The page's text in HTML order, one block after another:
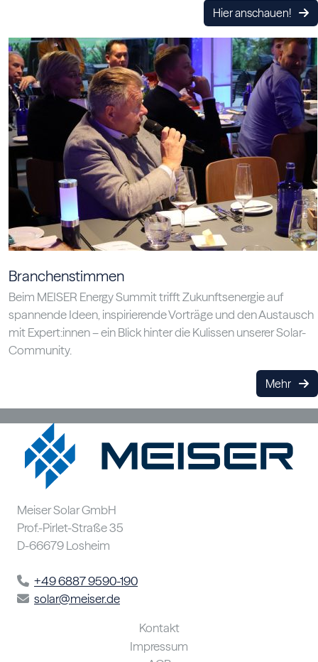
Hier anschauen!
Branchenstimmen
Beim MEISER Energy Summit trifft Zukunftsenergie auf
spannende Ideen, inspirierende Vorträge und den Austausch
mit Expert:innen – ein Blick hinter die Kulissen unserer Solar-
Community.
Mehr
Meiser Solar GmbH
Prof.-Pirlet-Straße 35
D-66679 Losheim
+49 6887 9590-190
solar@meiser.de
Kontakt
Impressum